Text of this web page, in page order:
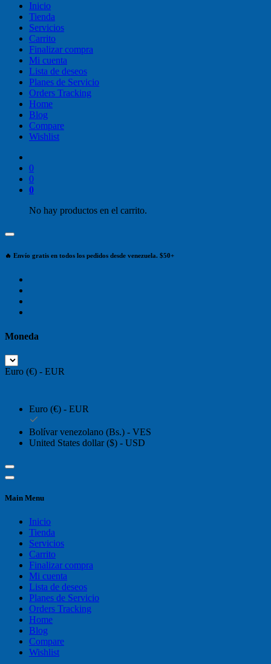
Inicio
Tienda
Servicios
Carrito
Finalizar compra
Mi cuenta
Lista de deseos
Planes de Servicio
Orders Tracking
Home
Blog
Compare
Wishlist
0
0
0
No hay productos en el carrito.
🔥 Envío gratis en todos los pedidos desde venezuela. $50+
Moneda
Euro (€) - EUR
Euro (€) - EUR
Bolívar venezolano (Bs.) - VES
United States dollar ($) - USD
Main Menu
Inicio
Tienda
Servicios
Carrito
Finalizar compra
Mi cuenta
Lista de deseos
Planes de Servicio
Orders Tracking
Home
Blog
Compare
Wishlist